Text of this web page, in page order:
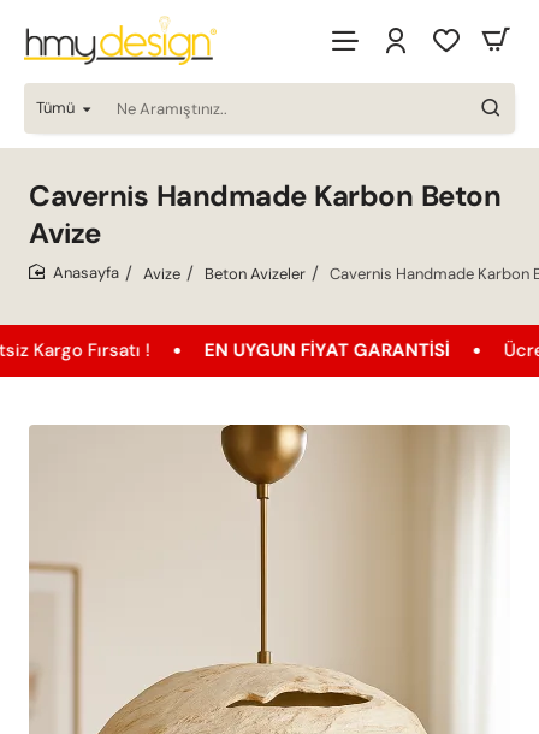
Tümü
Ne
Aramıştınız..
Cavernis Handmade Karbon Beton
Avize
Avize Beton Avizeler Cavernis Handmade Karbon
! EN UYGUN FIYAT GARANTISI Ücretsiz